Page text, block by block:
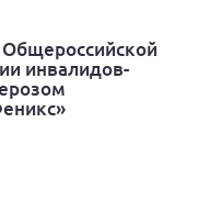
инвалидов-